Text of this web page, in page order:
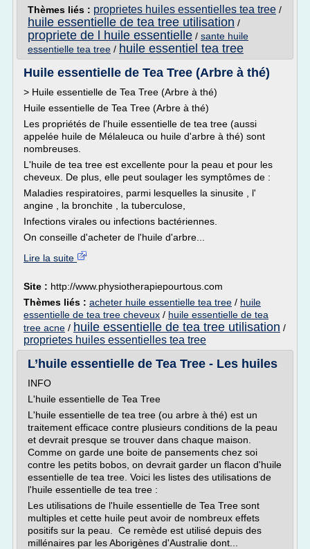
Thèmes liés : proprietes huiles essentielles tea tree /
huile essentielle de tea tree utilisation /
propriete de l huile essentielle / sante huile
essentielle tea tree / huile essentiel tea tree
Huile essentielle de Tea Tree (Arbre à thé)
> Huile essentielle de Tea Tree (Arbre à thé)
Huile essentielle de Tea Tree (Arbre à thé)
Les propriétés de l'huile essentielle de tea tree (aussi
appelée huile de Mélaleuca ou huile d'arbre à thé) sont
nombreuses.
L'huile de tea tree est excellente pour la peau et pour les
cheveux. De plus, elle peut soulager les symptômes de :
Maladies respiratoires, parmi lesquelles la sinusite , l'
angine , la bronchite , la tuberculose,
Infections virales ou infections bactériennes.
On conseille d'acheter de l'huile d'arbre...
Lire la suite
Site : http://www.physiotherapiepourtous.com
Thèmes liés : acheter huile essentielle tea tree / huile
essentielle de tea tree cheveux / huile essentielle de tea
tree acne / huile essentielle de tea tree utilisation /
proprietes huiles essentielles tea tree
L’huile essentielle de Tea Tree - Les huiles
INFO
L'huile essentielle de Tea Tree
L'huile essentielle de tea tree (ou arbre à thé) est un
traitement efficace contre plusieurs conditions de la peau
et devrait presque se trouver dans chaque maison.
Comme on garde une boite de pansements chez soi
contre les petits bobos, on devrait garder un flacon d'huile
essentielle de tea tree. Voici les listes des utilisations de
l'huile essentielle de tea tree :
Les utilisations de l'huile essentielle de Tea Tree sont
multiples et cette huile peut avoir de nombreux effets
positifs sur la peau. Ce remède est utilisé depuis des
millénaires par les Aborigènes d'Australie dont...